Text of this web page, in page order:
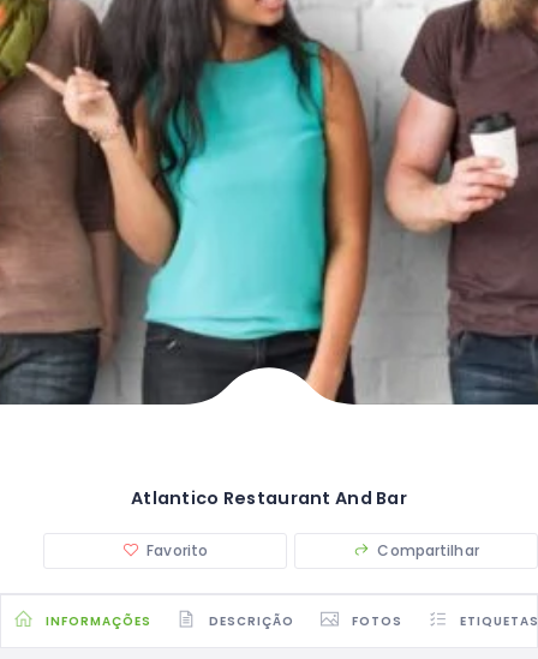
Atlantico Restaurant And Bar
Favorito Compartilhar
INFORMAÇÕES DESCRIÇÃO FOTOS ETIQUETAS